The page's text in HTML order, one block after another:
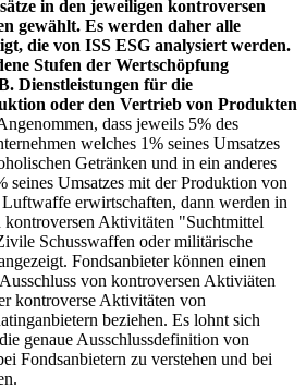
in den jeweiligen kontroversen
gewählt. Es werden daher alle
die von ISS ESG analysiert werden.
Stufen der Wertschöpfung
Dienstleistungen für die
oder den Vertrieb von Produkten
dass jeweils 5% des
welches 1% seines Umsatzes
Getränken und in ein anderes
seines Umsatzes mit der Produktion von
erwirtschaften, dann werden in
kontroversen Aktivitäten "Suchtmittel
Schusswaffen oder militärische
Fondsanbieter können einen
von kontroversen Aktiviäten
kontroverse Aktivitäten von
beziehen. Es lohnt sich
genaue Ausschlussdefinition von
Fondsanbietern zu verstehen und bei